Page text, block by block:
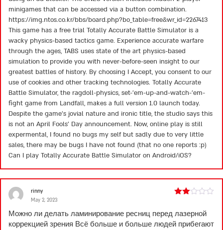
minigames that can be accessed via a button combination.
https://img.ntos.co.kr/bbs/board.php?bo_table=free&wr_id=2267413
This game has a free trial Totally Accurate Battle Simulator is a
wacky physics-based tactics game. Experience accurate warfare
through the ages, TABS uses state of the art physics-based
simulation to provide you with never-before-seen insight to our
greatest battles of history. By choosing I Accept, you consent to our
use of cookies and other tracking technologies. Totally Accurate
Battle Simulator, the ragdoll-physics, set-’em-up-and-watch-’em-
fight game from Landfall, makes a full version 1.0 launch today.
Despite the game’s jovial nature and ironic title, the studio says this
is not an April Fools’ Day announcement. Now, online play is still
expermental, I found no bugs my self but sadly due to very little
sales, there may be bugs I have not found (that no one reports :p)
Can I play Totally Accurate Battle Simulator on Android/iOS?
out
of 5
rinny
May 2, 2023
Можно ли делать ламинирование ресниц перед лазерной
коррекцией зрения Всё больше и больше людей прибегают